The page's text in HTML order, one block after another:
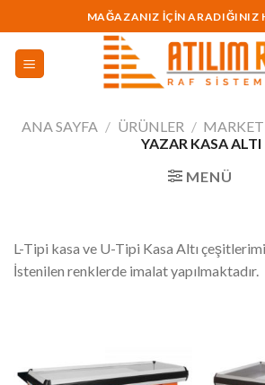
geç
MAĞAZANIZ İÇİN ARADIĞINIZ
ANA SAYFA / ÜRÜNLER /
YAZAR KASA ALTI
MENÜ
L-Tipi kasa ve U-Tipi Kasa Altı
İstenilen renklerde imalat yapılmaktadır.